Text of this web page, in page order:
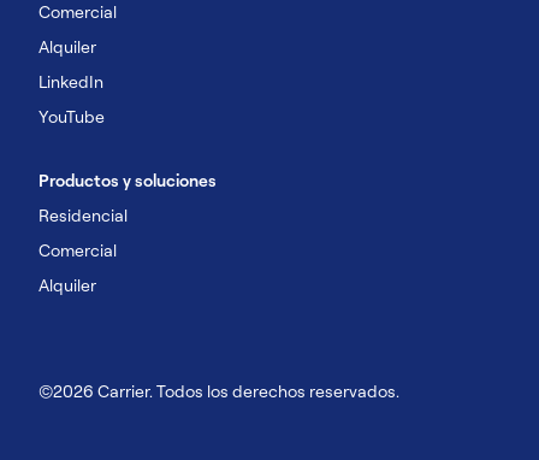
Comercial
Alquiler
LinkedIn
YouTube
Productos y soluciones
Residencial
Comercial
Alquiler
©2026 Carrier. Todos los derechos reservados.